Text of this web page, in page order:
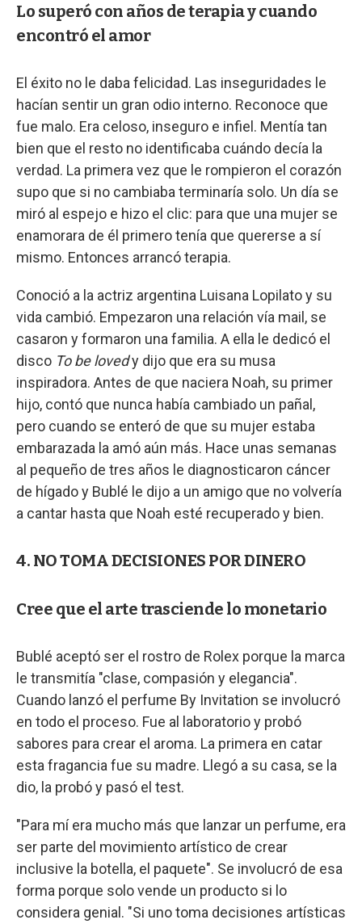
Lo superó con años de terapia y cuando
encontró el amor
El éxito no le daba felicidad. Las inseguridades le
hacían sentir un gran odio interno. Reconoce que
fue malo. Era celoso, inseguro e infiel. Mentía tan
bien que el resto no identificaba cuándo decía la
verdad. La primera vez que le rompieron el corazón
supo que si no cambiaba terminaría solo. Un día se
miró al espejo e hizo el clic: para que una mujer se
enamorara de él primero tenía que quererse a sí
mismo. Entonces arrancó terapia.
Conoció a la actriz argentina Luisana Lopilato y su
vida cambió. Empezaron una relación vía mail, se
casaron y formaron una familia. A ella le dedicó el
disco To be lovedy dijo que era su musa
inspiradora. Antes de que naciera Noah, su primer
hijo, contó que nunca había cambiado un pañal,
pero cuando se enteró de que su mujer estaba
embarazada la amó aún más. Hace unas semanas
al pequeño de tres años le diagnosticaron cáncer
de hígado y Bublé le dijo a un amigo que no volvería
a cantar hasta que Noah esté recuperado y bien.
4. NO TOMA DECISIONES POR DINERO
Cree que el arte trasciende lo monetario
Bublé aceptó ser el rostro de Rolex porque la marca
le transmitía "clase, compasión y elegancia".
Cuando lanzó el perfume By Invitation se involucró
en todo el proceso. Fue al laboratorio y probó
sabores para crear el aroma. La primera en catar
esta fragancia fue su madre. Llegó a su casa, se la
dio, la probó y pasó el test.
"Para mí era mucho más que lanzar un perfume, era
ser parte del movimiento artístico de crear
inclusive la botella, el paquete". Se involucró de esa
forma porque solo vende un producto si lo
considera genial. "Si uno toma decisiones artísticas